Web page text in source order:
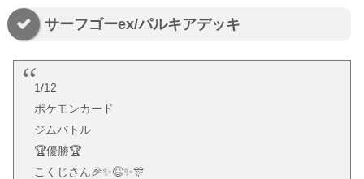
サーフゴーex/パルキアデッキ
1/12
ポケモンカード
ジムバトル
🏆️優勝🏆️
こくじさん🎉✨😆✨🎊